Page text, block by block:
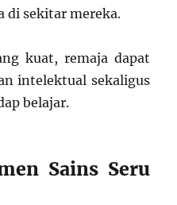
di sekitar mereka.
kuat, remaja dapat
intelektual sekaligus
belajar.
Sains Seru